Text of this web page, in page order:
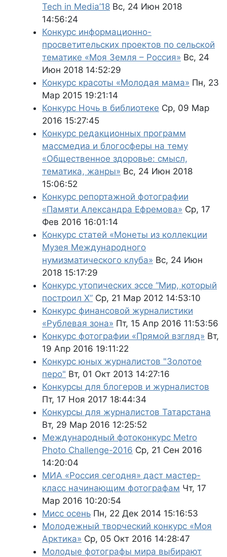
Tech in Media’18 Вс, 24 Июн 2018
14:56:24
Конкурс информационно-
просветительских проектов по сельской
тематике «Моя Земля – Россия» Вс, 24
Июн 2018 14:52:29
Конкурс красоты «Молодая мама» Пн, 23
Мар 2015 19:21:14
Конкурс Ночь в библиотеке Ср, 09 Мар
2016 15:27:45
Конкурс редакционных программ
массмедиа и блогосферы на тему
«Общественное здоровье: смысл,
тематика, жанры» Вс, 24 Июн 2018
15:06:52
Конкурс репортажной фотографии
«Памяти Александра Ефремова» Ср, 17
Фев 2016 16:01:14
Конкурс статей «Монеты из коллекции
Музея Международного
нумизматического клуба» Вс, 24 Июн
2018 15:17:29
Конкурс утопических эссе “Мир, который
построил X” Ср, 21 Мар 2012 14:53:10
Конкурс финансовой журналистики
«Рублевая зона» Пт, 15 Апр 2016 11:53:56
Конкурс фотографии «Прямой взгляд» Вт,
19 Апр 2016 19:11:22
Конкурс юных журналистов "Золотое
перо" Вт, 01 Окт 2013 14:27:16
Конкурсы для блогеров и журналистов
Пт, 17 Ноя 2017 18:44:34
Конкурсы для журналистов Татарстана
Вт, 29 Мар 2016 12:25:52
Международный фотоконкурс Metro
Photo Challenge-2016 Ср, 21 Сен 2016
14:20:04
МИА «Россия сегодня» даст мастер-
класс начинающим фотографам Чт, 17
Мар 2016 10:20:54
Мисс осень Пн, 22 Дек 2014 15:16:53
Молодежный творческий конкурс «Моя
Арктика» Ср, 05 Окт 2016 14:28:47
Молодые фотографы мира выбирают